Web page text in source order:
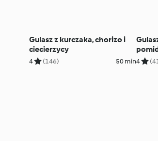
Gulasz z kurczaka, chorizo i
ciecierzycy
4 (146) 50 min4